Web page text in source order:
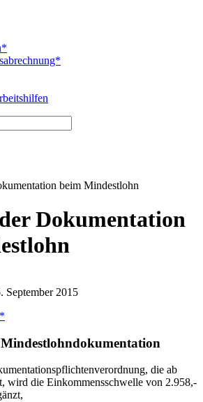
beim Mindestlohn
Dokumentation
September 2015
die ab
wird die Einkommensschwelle von 2.958,-